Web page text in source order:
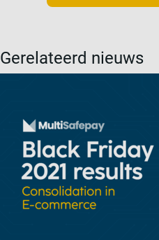
Gerelateerd nieuws